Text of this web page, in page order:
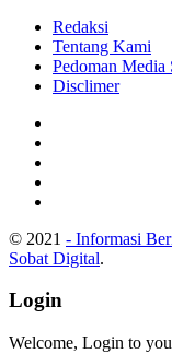
Redaksi
Tentang Kami
Pedoman Media
Disclimer
© 2021 - Informasi
Sobat Digital.
Login
Welcome, Login to